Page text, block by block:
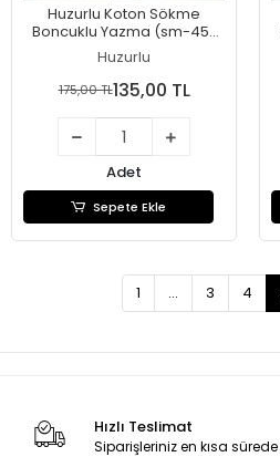
Huzurlu Koton Sökme
Boncuklu Yazma (sm-45-
07)
Huzurlu
175,00 TL135,00 TL
Adet
Sepete Ekle
1 ... 3 4
Hızlı Teslimat
Siparişleriniz en kısa sürede